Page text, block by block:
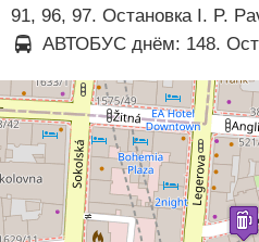
91, 96, 97. Остановка I. P.
АВТОБУС днём: 148.